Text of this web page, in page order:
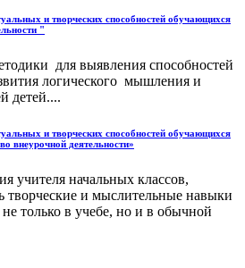
и творческих способностей обучающихся
"
для выявления способностей
логического мышления и
детей....
и творческих способностей обучающихся
внеурочной деятельности»
учителя начальных классов,
творческие и мыслительные навыки
только в учебе, но и в обычной